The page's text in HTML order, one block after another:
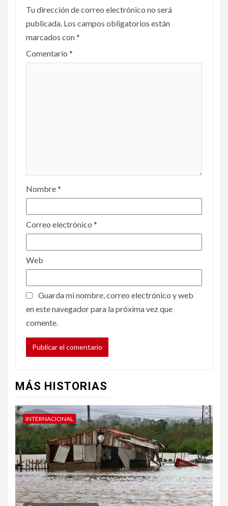
Tu dirección de correo electrónico no será
publicada. Los campos obligatorios están
marcados con*
Comentario *
Nombre*
Correo electrónico *
Web
Guarda mi nombre, correo electrónico y web
en este navegador para la próxima vez que
comente.
MÁS HISTORIAS
INTERNACIONAL